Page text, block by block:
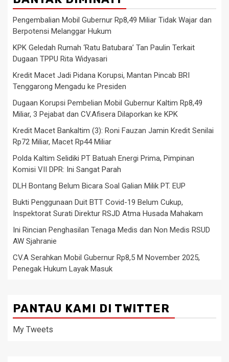
Pengembalian Mobil Gubernur Rp8,49 Miliar Tidak Wajar dan
Berpotensi Melanggar Hukum
KPK Geledah Rumah ‘Ratu Batubara’ Tan Paulin Terkait
Dugaan TPPU Rita Widyasari
Kredit Macet Jadi Pidana Korupsi, Mantan Pincab BRI
Tenggarong Mengadu ke Presiden
Dugaan Korupsi Pembelian Mobil Gubernur Kaltim Rp8,49
Miliar, 3 Pejabat dan CV.Afisera Dilaporkan ke KPK
Kredit Macet Bankaltim (3): Roni Fauzan Jamin Kredit Senilai
Rp72 Miliar, Macet Rp44 Miliar
Polda Kaltim Selidiki PT Batuah Energi Prima, Pimpinan
Komisi VII DPR: Ini Sangat Parah
DLH Bontang Belum Bicara Soal Galian Milik PT. EUP
Bukti Penggunaan Duit BTT Covid-19 Belum Cukup,
Inspektorat Surati Direktur RSJD Atma Husada Mahakam
Ini Rincian Penghasilan Tenaga Medis dan Non Medis RSUD
AW Sjahranie
CV.A Serahkan Mobil Gubernur Rp8,5 M November 2025,
Penegak Hukum Layak Masuk
PANTAU KAMI DI TWITTER
My Tweets